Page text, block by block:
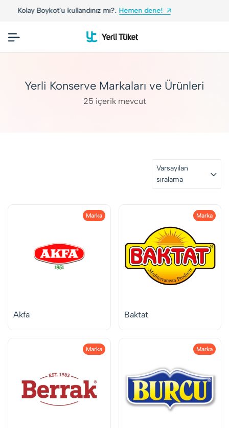
Hemen dene! Yerli Tüketiciler, Yerli
Yerli Konserve Markaları ve Ürünleri
25 içerik mevcut
Varsayılan
sıralama
Marka
Akfa
Marka
Baktat
Marka Marka